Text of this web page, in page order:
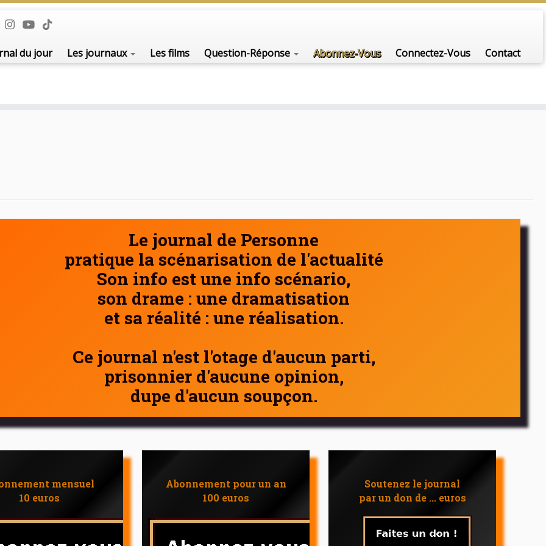
du jour Les journaux Les films Question-Réponse Abonnez-Vous Connectez-Vous Contact
Le journal de Personne
pratique la scénarisation de l'actualité
Son info est une info scénario,
son drame : une dramatisation
et sa réalité : une réalisation.
Ce journal n'est l'otage d'aucun parti,
prisonnier d'aucune opinion,
dupe d'aucun soupçon.
mensuel
10 euros
Abonnement pour un an
100 euros
Soutenez le journal
par un don de ... euros